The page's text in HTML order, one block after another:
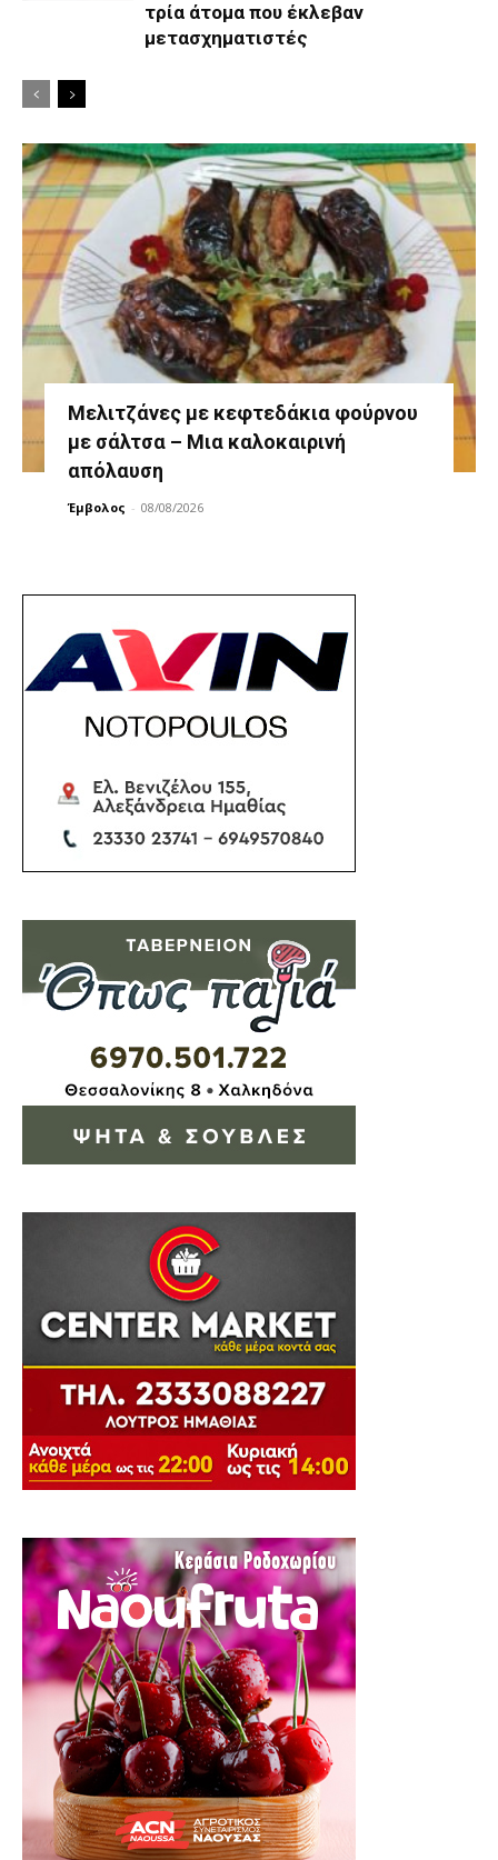
τρία άτομα που έκλεβαν
μετασχηματιστές
Μελιτζάνες με κεφτεδάκια φούρνου
με σάλτσα – Μια καλοκαιρινή
απόλαυση
Έμβολος - 08/08/2026